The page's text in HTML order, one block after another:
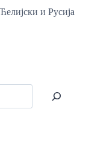
и Русија